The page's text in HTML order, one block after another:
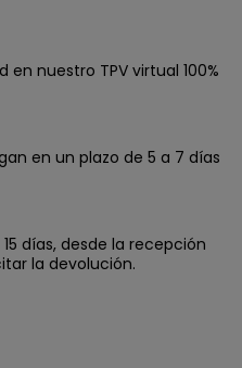
en nuestro TPV virtual 100%
en un plazo de 5 a 7 días
días, desde la recepción
la devolución.